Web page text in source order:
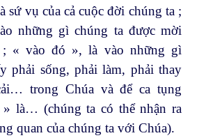
sứ vụ của cả cuộc đời chúng ta ;
những gì chúng ta được mời
; « vào đó », là vào những gì
phải sống, phải làm, phải thay
trong Chúa và để ca tụng
là… (chúng ta có thể nhận ra
quan của chúng ta với Chúa).